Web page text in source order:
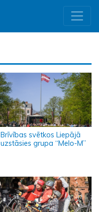
Brīvības svētkos Liepājā
uzstāsies grupa “Melo-M”